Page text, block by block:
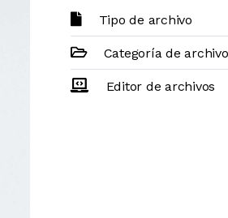
Tipo de archivo
Categoría de archivo
Editor de archivos